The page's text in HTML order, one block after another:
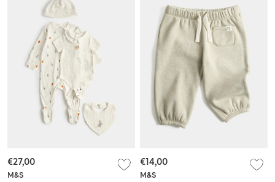
M&S
€27,00
M&S
€14,00